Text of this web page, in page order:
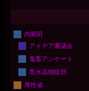
内閣府
アイデア審議会
鬼畜アンケート
黒水晶物販部
厚性省